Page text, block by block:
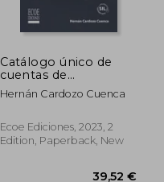
59,89
Catálogo único de
cuentas de
información
financiera para el
NIIF - 2da edición (in
Spanish)
Hernán Cardozo Cuenca
Ecoe Ediciones, 2023, 2
Edition, Paperback, New